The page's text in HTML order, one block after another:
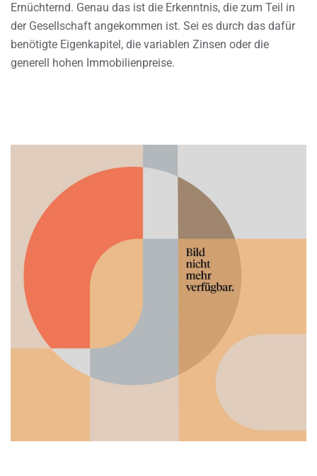
Ernüchternd. Genau das ist die Erkenntnis, die zum Teil in
der Gesellschaft angekommen ist. Sei es durch das dafür
benötigte Eigenkapitel, die variablen Zinsen oder die
generell hohen Immobilienpreise.